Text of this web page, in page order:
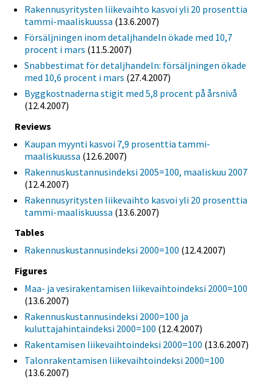
Rakennusyritysten liikevaihto kasvoi yli 20 prosenttia
tammi-maaliskuussa (13.6.2007)
Försäljningen inom detaljhandeln ökade med 10,7
procent i mars (11.5.2007)
Snabbestimat för detaljhandeln: försäljningen ökade
med 10,6 procent i mars (27.4.2007)
Byggkostnaderna stigit med 5,8 procent på årsnivå
(12.4.2007)
Reviews
Kaupan myynti kasvoi 7,9 prosenttia tammi-
maaliskuussa (12.6.2007)
Rakennuskustannusindeksi 2005=100, maaliskuu 2007
(12.4.2007)
Rakennusyritysten liikevaihto kasvoi yli 20 prosenttia
tammi-maaliskuussa (13.6.2007)
Tables
Rakennuskustannusindeksi 2000=100 (12.4.2007)
Figures
Maa- ja vesirakentamisen liikevaihtoindeksi 2000=100
(13.6.2007)
Rakennuskustannusindeksi 2000=100 ja
kuluttajahintaindeksi 2000=100 (12.4.2007)
Rakentamisen liikevaihtoindeksi 2000=100 (13.6.2007)
Talonrakentamisen liikevaihtoindeksi 2000=100
(13.6.2007)